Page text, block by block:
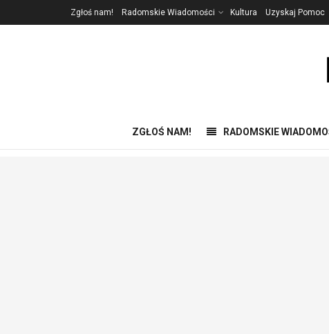
Zgłoś nam! Radomskie Wiadomości Kultura Uzyskaj Pomoc
ZGŁOŚ NAM! RADOMSKIE